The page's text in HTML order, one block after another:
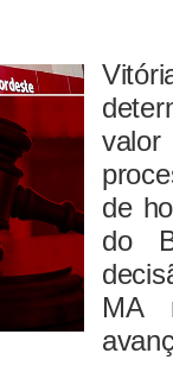
de
do
MA